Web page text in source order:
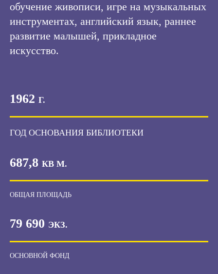
обучение живописи, игре на музыкальных
инструментах, английский язык, раннее
развитие малышей, прикладное
искусство.
1962 Г.
ГОД ОСНОВАНИЯ БИБЛИОТЕКИ
687,8 КВ М.
ОБЩАЯ ПЛОЩАДЬ
79 690 ЭКЗ.
ОСНОВНОЙ ФОНД